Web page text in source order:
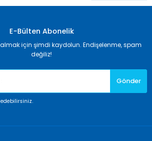
E-Bülten Abonelik
için şimdi kaydolun. Endişelenme, spam
değiliz!
Gönder